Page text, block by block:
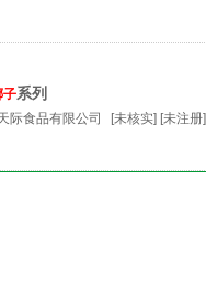
子系列
际食品有限公司 [未核实] [未注册]